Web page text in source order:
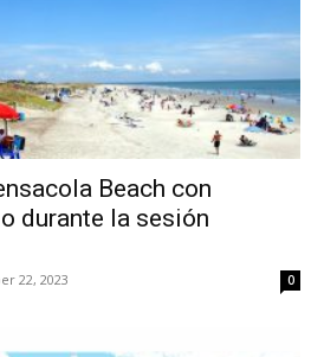
Beach con
durante la sesión
22, 2023 0